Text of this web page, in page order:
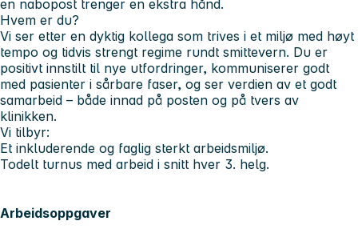
en nabopost trenger en ekstra hånd.
Hvem er du?
Vi ser etter en dyktig kollega som trives i et miljø med høyt
tempo og tidvis strengt regime rundt smittevern. Du er
positivt innstilt til nye utfordringer, kommuniserer godt
med pasienter i sårbare faser, og ser verdien av et godt
samarbeid – både innad på posten og på tvers av
klinikken.
Vi tilbyr:
Et inkluderende og faglig sterkt arbeidsmiljø.
Todelt turnus med arbeid i snitt hver 3. helg.
Arbeidsoppgaver